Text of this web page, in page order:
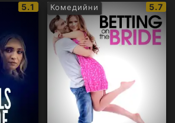
IMDb
рейтинг:
5.1 Комедийни
IMDb
5.7